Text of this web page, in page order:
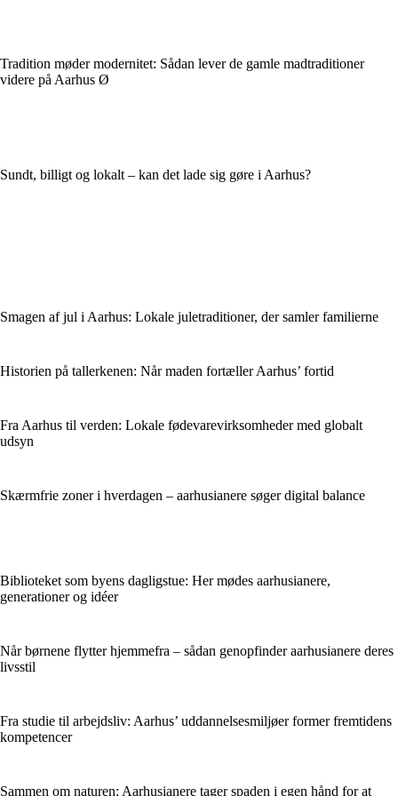
Tradition møder modernitet: Sådan lever de gamle madtraditioner
videre på Aarhus Ø
Sundt, billigt og lokalt – kan det lade sig gøre i Aarhus?
Smagen af jul i Aarhus: Lokale juletraditioner, der samler familierne
Historien på tallerkenen: Når maden fortæller Aarhus’ fortid
Fra Aarhus til verden: Lokale fødevarevirksomheder med globalt
udsyn
Skærmfrie zoner i hverdagen – aarhusianere søger digital balance
Biblioteket som byens dagligstue: Her mødes aarhusianere,
generationer og idéer
Når børnene flytter hjemmefra – sådan genopfinder aarhusianere deres
livsstil
Fra studie til arbejdsliv: Aarhus’ uddannelsesmiljøer former fremtidens
kompetencer
Sammen om naturen: Aarhusianere tager spaden i egen hånd for at